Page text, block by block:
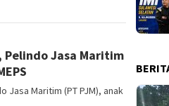
Pelindo Jasa Maritim
Jasa Maritim (PT PJM), anak